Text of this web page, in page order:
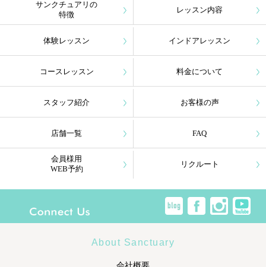
サンクチュアリの
特徴
レッスン内容
体験レッスン インドアレッスン
コースレッスン 料金について
スタッフ紹介 お客様の声
店舗一覧 FAQ
会員様用
WEB予約
リクルート
About Sanctuary